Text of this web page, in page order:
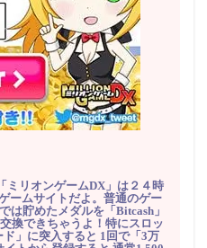
ミリオンゲームDX」は２４時
ームサイトだよ。普通のゲー
は貯めたメダルを「Bitcash」
換できちゃうよ！特にスロッ
」に突入すると 1回で「3万